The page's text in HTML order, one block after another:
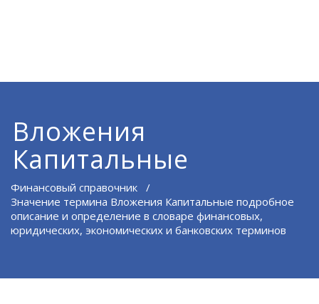
Вложения
Капитальные
Финансовый справочник /
Значение термина Вложения Капитальные подробное
описание и определение в словаре финансовых,
юридических, экономических и банковских терминов